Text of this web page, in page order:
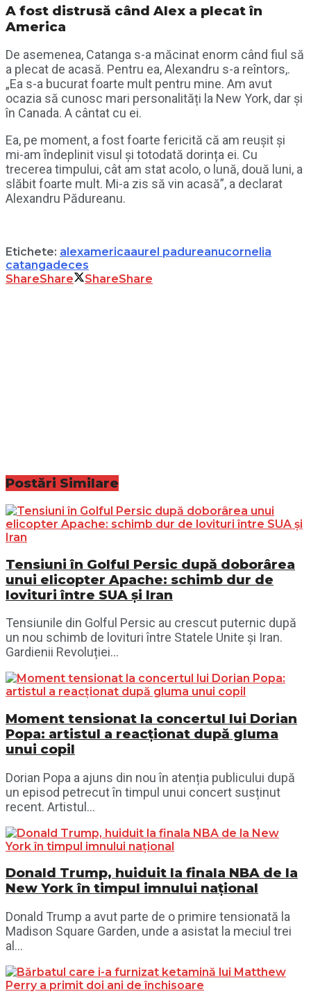
A fost distrusă când Alex a plecat în
America
De asemenea, Catanga s-a măcinat enorm când fiul să
a plecat de acasă. Pentru ea, Alexandru s-a reîntors,.
„Ea s-a bucurat foarte mult pentru mine. Am avut
ocazia să cunosc mari personalități la New York, dar și
în Canada. A cântat cu ei.
Ea, pe moment, a fost foarte fericită că am reușit și
mi-am îndeplinit visul și totodată dorința ei. Cu
trecerea timpului, cât am stat acolo, o lună, două luni, a
slăbit foarte mult. Mi-a zis să vin acasă”, a declarat
Alexandru Pădureanu.
Etichete: alexamericaaurel padureanucornelia
catangadeces
ShareShare ShareShare
Postări Similare
Tensiuni în Golful Persic după doborârea
unui elicopter Apache: schimb dur de
lovituri între SUA și Iran
Tensiunile din Golful Persic au crescut puternic după
un nou schimb de lovituri între Statele Unite și Iran.
Gardienii Revoluției...
Moment tensionat la concertul lui Dorian
Popa: artistul a reacționat după gluma
unui copil
Dorian Popa a ajuns din nou în atenția publicului după
un episod petrecut în timpul unui concert susținut
recent. Artistul...
Donald Trump, huiduit la finala NBA de la
New York în timpul imnului național
Donald Trump a avut parte de o primire tensionată la
Madison Square Garden, unde a asistat la meciul trei
al...